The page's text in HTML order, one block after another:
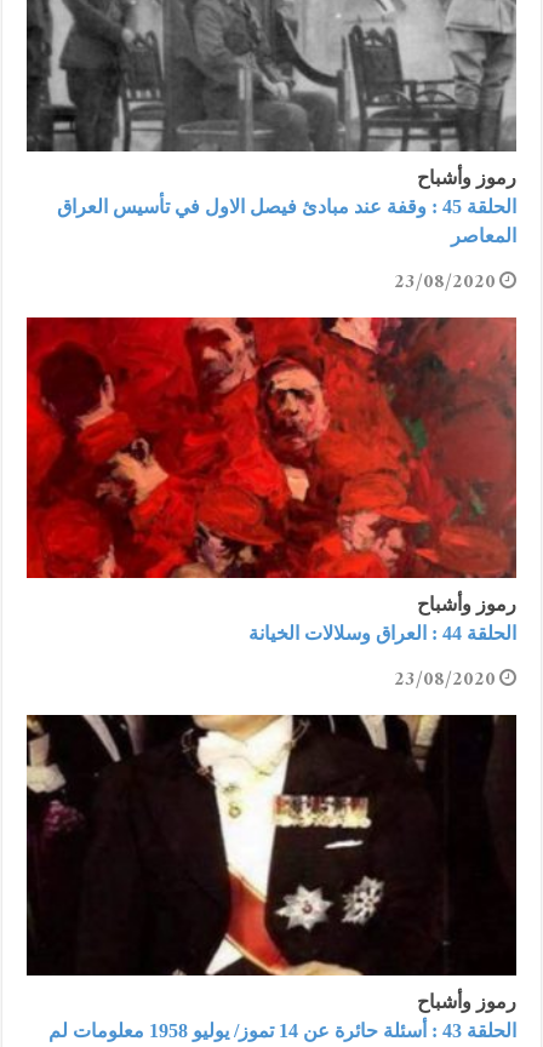
رموز وأشباح
الحلقة 45 : وقفة عند مبادئ فيصل الاول في تأسيس العراق
المعاصر
23/08/2020
رموز وأشباح
الحلقة 44 : العراق وسلالات الخيانة
23/08/2020
رموز وأشباح
الحلقة 43 : أسئلة حائرة عن 14 تموز/ يوليو 1958 معلومات لم